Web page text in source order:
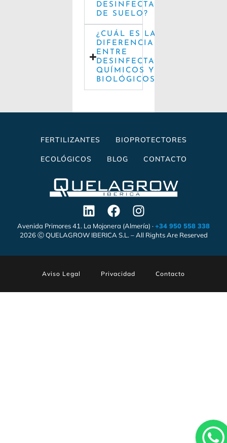
DESINFECTANTES
DE SUELO?
¿CUÁL ES LA
DIFERENCIA
ENTRE
DESINFECTANTES
QUÍMICOS Y
BIOLÓGICOS?
FERTILIZANTES BIOPROTECTORES
ECOLÓGICOS BLOG CONTACTO
Avenida Primores 41. La Mojonera (Almería) ·+34 950 558 338
2026 Ⓒ QUELAGROW IBERICA S.L. – All Rights Are Reserved
Aviso Legal Privacidad Contacto